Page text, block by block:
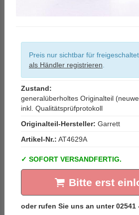
Preis nur sichtbar für
als Händler registrieren
Zustand:
generalüberholtes Originalteil
inkl. Qualitätsprüfprotokoll
Originalteil-Hersteller: Garrett
Artikel-Nr.: AT4629A
SOFORT VERSANDFERTIG.
Bitte erst